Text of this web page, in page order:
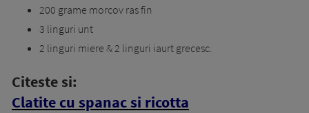
200 grame morcov ras fin
3 linguri unt
2 linguri miere & 2 linguri iaurt grecesc.
Citeste si:
Clatite cu spanac si ricotta